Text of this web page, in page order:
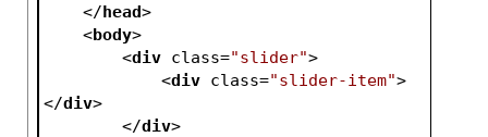
</head>
<body>
<div class="slider">
<div class="slider-item">
</div>
</div>